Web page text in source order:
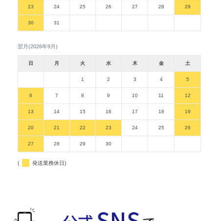
23 24 25 26 27 28 29
30 31
翌月(2026年9月)
日 月 火 水 木 金 土
1 2 3 4 5
6 7 8 9 10 11 12
13 14 15 16 17 18 19
20 21 22 23 24 25 26
27 28 29 30
( 発送業務休日)